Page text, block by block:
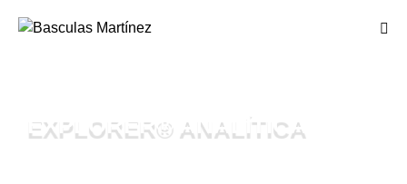
EXPLORER® ANALÍTICA